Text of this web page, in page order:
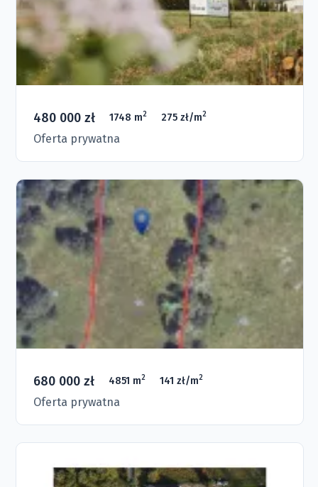
480 000 zł 1748 m2 275 zł/m2
Oferta prywatna
680 000 zł 4851 m2 141 zł/m2
Oferta prywatna